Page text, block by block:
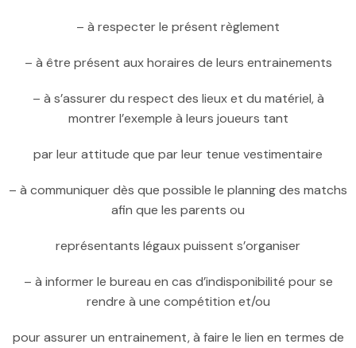
– à respecter le présent règlement
– à être présent aux horaires de leurs entrainements
– à s’assurer du respect des lieux et du matériel, à
montrer l’exemple à leurs joueurs tant
par leur attitude que par leur tenue vestimentaire
– à communiquer dès que possible le planning des matchs
afin que les parents ou
représentants légaux puissent s’organiser
– à informer le bureau en cas d’indisponibilité pour se
rendre à une compétition et/ou
pour assurer un entrainement, à faire le lien en termes de